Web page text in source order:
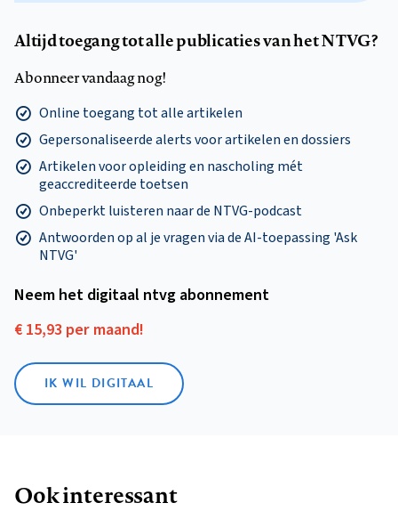
Altijd toegang tot alle publicaties van het NTVG?
Abonneer vandaag nog!
Online toegang tot alle artikelen
Gepersonaliseerde alerts voor artikelen en dossiers
Artikelen voor opleiding en nascholing mét
geaccrediteerde toetsen
Onbeperkt luisteren naar de NTVG-podcast
Antwoorden op al je vragen via de AI-toepassing 'Ask
NTVG'
Neem het digitaal ntvg abonnement
€ 15,93 per maand!
IK WIL DIGITAAL
Ook interessant